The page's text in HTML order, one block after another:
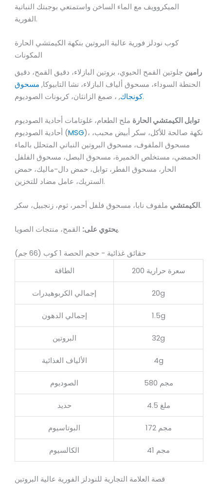
الميكروويف مع الماء الساخن واستمتعي بوجبتك النباتية
الفورية.
كوب نودلز فورية عالية البروتين بنكهة الكيمتشي الحارة
المكونات
رامين جلوتين القمح الحيوي، بروتين البازلاء، دقيق القمح، دقيق
الحنطة السوداء، مسحوق ألياف البازلاء، نشا التابيوكا, مسحوق
كونجاك, ، صمغ الزانثان، كربونات الصوديوم.
توابل الكيمتشي الحارة ملح الطعام، غلوتامات أحادية الصوديوم
أحادية الصوديوم (MSG)، نكهة صالحة للأكل، سكر أبيض محبب،
مسحوق الملفوف، مسحوق البروتين النباتي المتحلل بالماء
الحمضي، مستخلص الخميرة، مسحوق البصل، مسحوق الفلفل
الحار، مسحوق الفطر، توابل، حمض دال-ماليك، حمض
الستريك، عامل مضاد للتخزين.
الكيمتشيملفوف نابا، مسحوق فلفل أحمر، ثوم، زنجبيل، سكر.
يحتوي على:القمح، منتجات الصويا.
حقائق غذائية - حجم الحصة 1 كوب (66 جم)
الطاقة
200 سعرة حرارية
إجمالي الكربوهيدرات 20g
إجمالي الدهون 1.5g
البروتين 32g
الألياف الغذائية 4g
الصوديوم 580 مجم
حديد 4.5 ملغ
البوتاسيوم 172 مجم
الكالسيوم 41 مجم
قصة العلامة التجارية للنودلز الفورية عالية البروتين